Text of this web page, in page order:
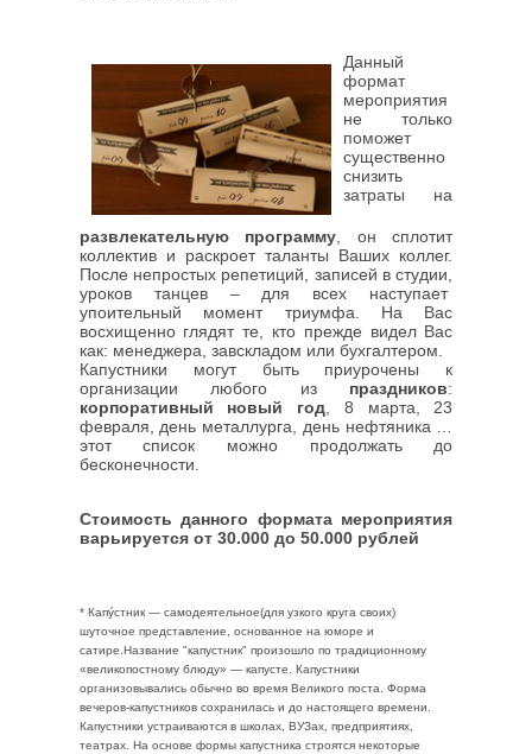
Данный
формат
мероприятия
не только
поможет
существенно
снизить
затраты на
развлекательную программу , он сплотит
коллектив и раскроет таланты Ваших коллег.
После непростых репетиций, записей в студии,
уроков танцев – для всех наступает
упоительный момент триумфа. На Вас
восхищенно глядят те, кто прежде видел Вас
как: менеджера, завскладом или бухгалтером.
Капустники могут быть приурочены к
организации любого из праздников:
корпоративный новый год , 8 марта, 23
февраля, день металлурга, день нефтяника …
этот список можно продолжать до
бесконечности.
Стоимость данного формата мероприятия
варьируется от 30.000 до 50.000 рублей
* Капу́стник — самодеятельное(для узкого круга своих)
шуточное представление, основанное на юморе и
сатире.Название "капустник" произошло по традиционному
«великопостному блюду» — капусте. Капустники
организовывались обычно во время Великого поста. Форма
вечеров-капустников сохранилась и до настоящего времени.
Капустники устраиваются в школах, ВУЗах, предприятиях,
театрах. На основе формы капустника строятся некоторые